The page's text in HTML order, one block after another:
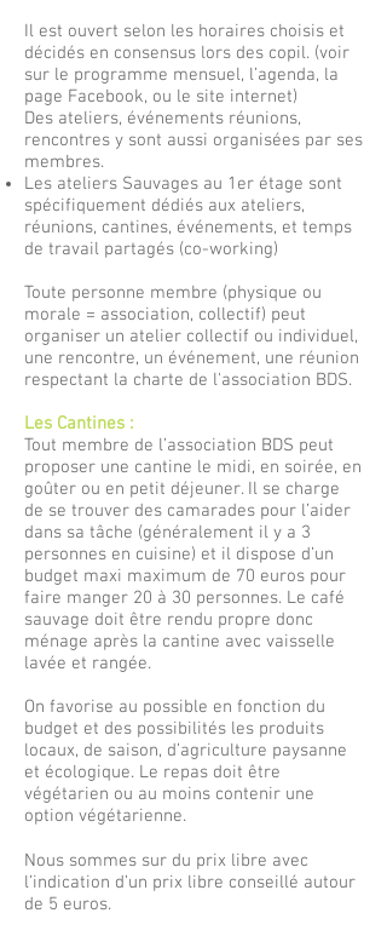
Il est ouvert selon les horaires choisis et
décidés en consensus lors des copil. (voir
sur le programme mensuel, l’agenda, la
page Facebook, ou le site internet)
Des ateliers, événements réunions,
rencontres y sont aussi organisées par ses
membres.
Les ateliers Sauvages au 1er étage sont
spécifiquement dédiés aux ateliers,
réunions, cantines, événements, et temps
de travail partagés (co-working)
Toute personne membre (physique ou
morale = association, collectif) peut
organiser un atelier collectif ou individuel,
une rencontre, un événement, une réunion
respectant la charte de l'association BDS.
Les Cantines :
Tout membre de l’association BDS peut
proposer une cantine le midi, en soirée, en
goûter ou en petit déjeuner. Il se charge
de se trouver des camarades pour l’aider
dans sa tâche (généralement il y a 3
personnes en cuisine) et il dispose d’un
budget maxi maximum de 70 euros pour
faire manger 20 à 30 personnes. Le café
sauvage doit être rendu propre donc
ménage après la cantine avec vaisselle
lavée et rangée.
On favorise au possible en fonction du
budget et des possibilités les produits
locaux, de saison, d’agriculture paysanne
et écologique. Le repas doit être
végétarien ou au moins contenir une
option végétarienne.
Nous sommes sur du prix libre avec
l’indication d’un prix libre conseillé autour
de 5 euros.